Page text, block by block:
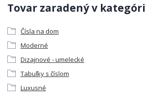
Tovar zaradený v
Čísla na dom
Moderné
Dizajnové - umelecké
Tabuľky s číslom
Luxusné